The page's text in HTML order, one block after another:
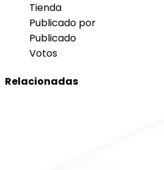
Tienda
Publicado por
Publicado
Votos
Relacionadas